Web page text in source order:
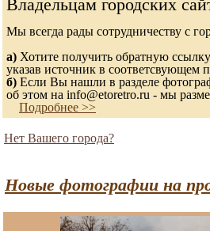
Владельцам городских
Мы всегда рады сотрудничеству с
а) Хотите получить обратную
указав источник в
б) Если Вы нашли в разделе
об этом на info@etoretro.ru - мы
Подробнее >>
Нет Вашего города?
Новые фотографии на